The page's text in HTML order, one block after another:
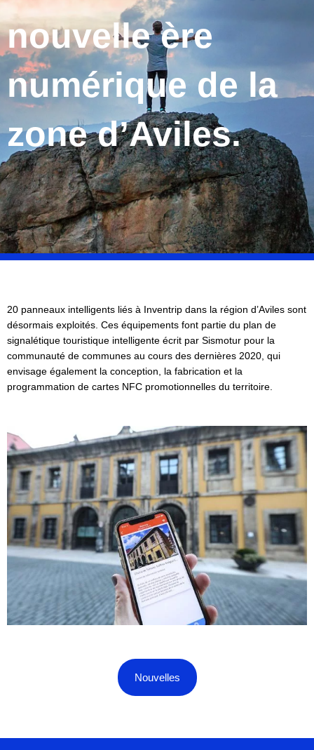
nouvelle ère
numérique de la
zone d’Aviles.
20 panneaux intelligents liés à Inventrip dans la région d’Aviles sont
désormais exploités. Ces équipements font partie du plan de
signalétique touristique intelligente écrit par Sismotur pour la
communauté de communes au cours des dernières 2020, qui
envisage également la conception, la fabrication et la
programmation de cartes NFC promotionnelles du territoire.
Nouvelles